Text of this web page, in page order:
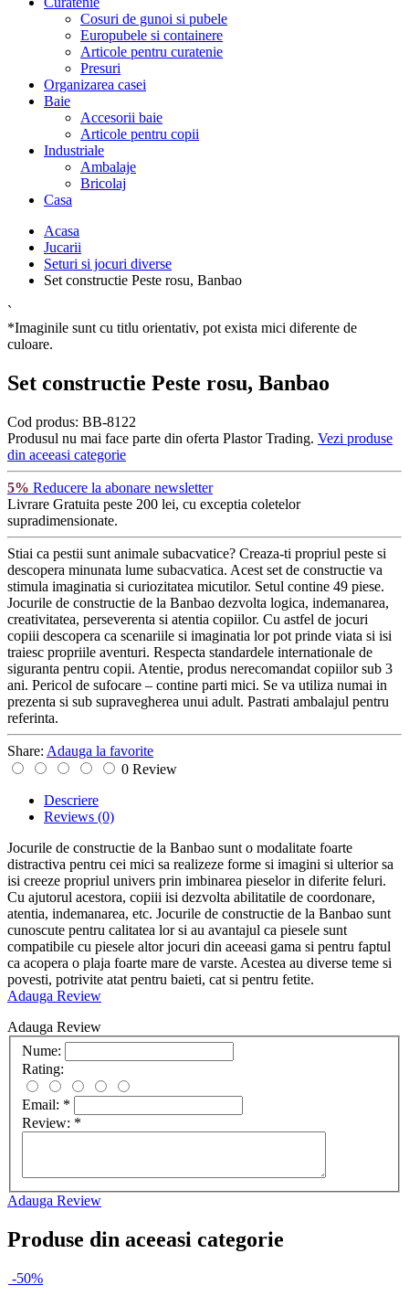
Cosuri de gunoi si pubele
Europubele si containere
Articole pentru curatenie
Presuri
Organizarea casei
Baie
Accesorii baie
Articole pentru copii
Industriale
Ambalaje
Bricolaj
Casa
Acasa
Jucarii
Seturi si jocuri diverse
Set constructie Peste rosu, Banbao
`
*Imaginile sunt cu titlu orientativ, pot exista mici diferente de
culoare.
Set constructie Peste rosu, Banbao
Cod produs: BB-8122
Produsul nu mai face parte din oferta Plastor Trading. Vezi produse
din aceeasi categorie
5% Reducere la abonare newsletter
Livrare Gratuita peste 200 lei, cu exceptia coletelor
supradimensionate.
Stiai ca pestii sunt animale subacvatice? Creaza-ti propriul peste si
descopera minunata lume subacvatica. Acest set de constructie va
stimula imaginatia si curiozitatea micutilor. Setul contine 49 piese.
Jocurile de constructie de la Banbao dezvolta logica, indemanarea,
creativitatea, perseverenta si atentia copiilor. Cu astfel de jocuri
copiii descopera ca scenariile si imaginatia lor pot prinde viata si isi
traiesc propriile aventuri. Respecta standardele internationale de
siguranta pentru copii. Atentie, produs nerecomandat copiilor sub 3
ani. Pericol de sufocare – contine parti mici. Se va utiliza numai in
prezenta si sub supravegherea unui adult. Pastrati ambalajul pentru
referinta.
Share: Adauga la favorite
0 Review
Descriere
Reviews (0)
Jocurile de constructie de la Banbao sunt o modalitate foarte
distractiva pentru cei mici sa realizeze forme si imagini si ulterior sa
isi creeze propriul univers prin imbinarea pieselor in diferite feluri.
Cu ajutorul acestora, copiii isi dezvolta abilitatile de coordonare,
atentia, indemanarea, etc. Jocurile de constructie de la Banbao sunt
cunoscute pentru calitatea lor si au avantajul ca piesele sunt
compatibile cu piesele altor jocuri din aceeasi gama si pentru faptul
ca acopera o plaja foarte mare de varste. Acestea au diverse teme si
povesti, potrivite atat pentru baieti, cat si pentru fetite.
Adauga Review
Adauga Review
Nume:
Rating:
Email: *
Review: *
Adauga Review
Produse din aceeasi categorie
-50%